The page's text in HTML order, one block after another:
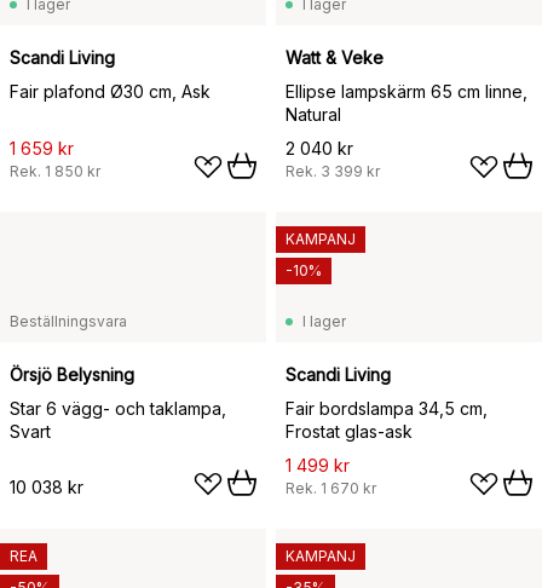
I lager
Scandi Living
Fair plafond Ø30 cm, Ask
1 659 kr
Rek. 1 850 kr
I lager
Watt & Veke
Ellipse lampskärm 65 cm linne,
Natural
2 040 kr
Rek. 3 399 kr
Beställningsvara
Örsjö Belysning
Star 6 vägg- och taklampa,
Svart
10 038 kr
I lager
Scandi Living
Fair bordslampa 34,5 cm,
Frostat glas-ask
1 499 kr
Rek. 1 670 kr
KAMPANJ
-10%
REA
KAMPANJ